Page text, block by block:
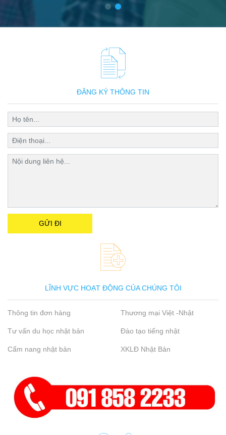
ĐĂNG KÝ THÔNG TIN
LĨNH VỰC HOẠT ĐỘNG CỦA CHÚNG TÔI
Thông tin đơn hàng Thương mại Việt -Nhật
Tư vấn du học nhật bản Đào tạo tiếng nhật
Cẩm nang nhật bản XKLĐ Nhật Bản